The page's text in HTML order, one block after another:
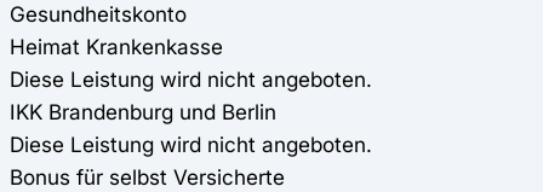
Gesundheitskonto
Heimat Krankenkasse
Diese Leistung wird nicht angeboten.
IKK Brandenburg und Berlin
Diese Leistung wird nicht angeboten.
Bonus für selbst Versicherte